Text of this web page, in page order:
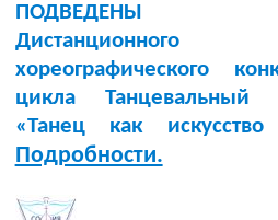
ПОДВЕДЕНЫ
Дистанционного
хореографического
цикла Танцевальный
«Танец как
Подробности.